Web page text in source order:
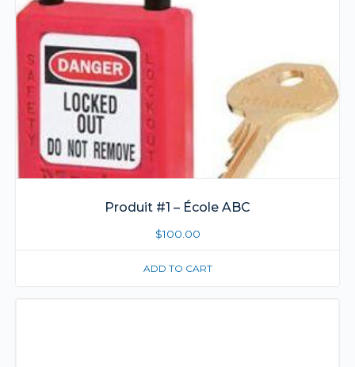
Produit #1 – École ABC
$100.00
ADD TO CART